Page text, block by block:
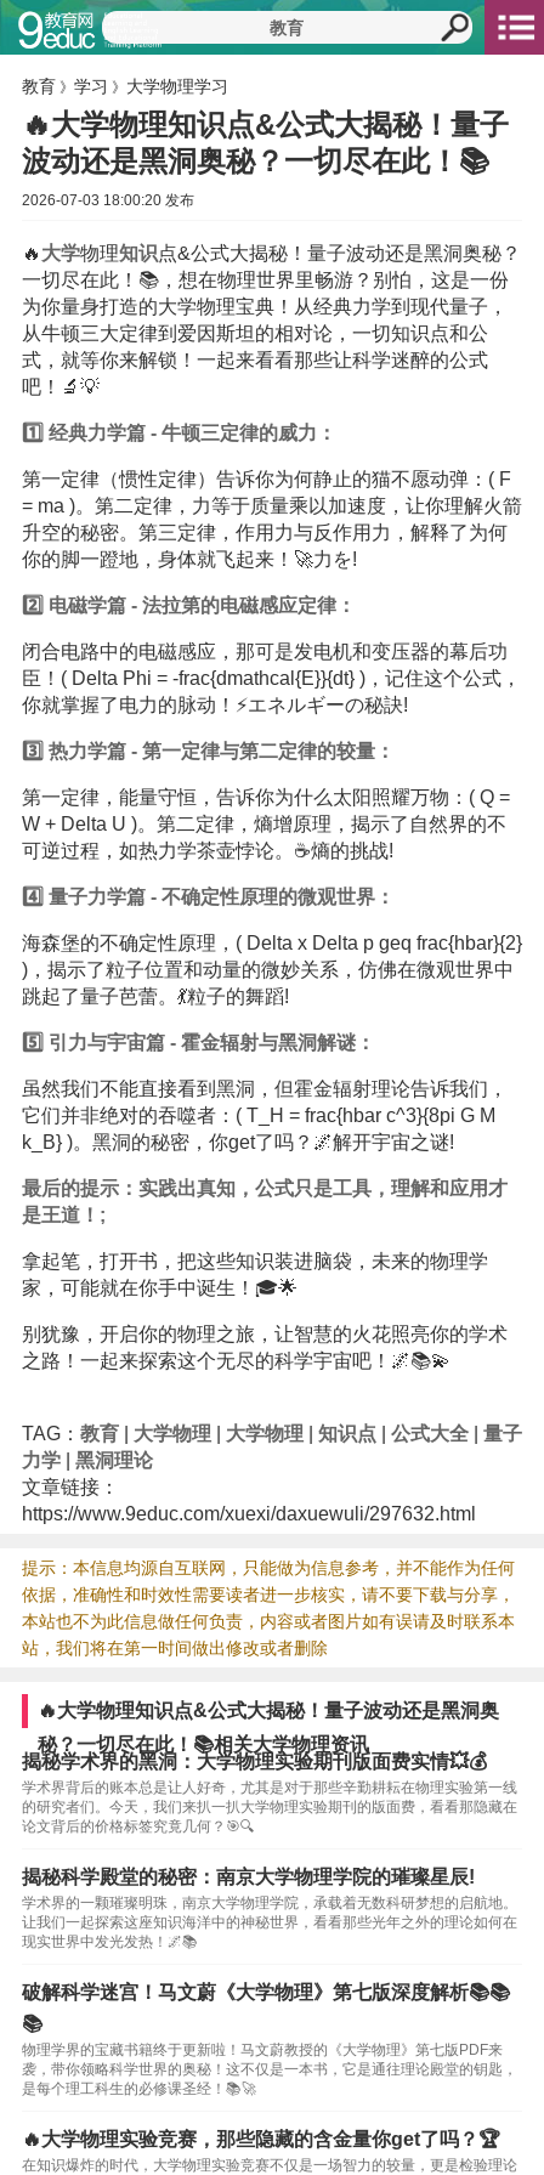
教育 》 学习 》 大学物理学习
🔥大学物理知识点&公式大揭秘！量子
波动还是黑洞奥秘？一切尽在此！📚
2026-07-03 18:00:20 发布
🔥 大学物理知识点&公式大揭秘！量子波动还是黑洞奥秘？
一切尽在此！📚，想在物理世界里畅游？别怕，这是一份
为你量身打造的大学物理宝典！从经典力学到现代量子，
从牛顿三大定律到爱因斯坦的相对论，一切知识点和公
式，就等你来解锁！一起来看看那些让科学迷醉的公式
吧！🔬💡
1️⃣ 经典力学篇 - 牛顿三定律的威力：
第一定律（惯性定律）告诉你为何静止的猫不愿动弹：( F
= ma )。第二定律，力等于质量乘以加速度，让你理解火箭
升空的秘密。第三定律，作用力与反作用力，解释了为何
你的脚一蹬地，身体就飞起来！🚀力を!
2️⃣ 电磁学篇 - 法拉第的电磁感应定律：
闭合电路中的电磁感应，那可是发电机和变压器的幕后功
臣！( Delta Phi = -frac{dmathcal{E}}{dt} )，记住这个公式，
你就掌握了电力的脉动！⚡️エネルギーの秘訣!
3️⃣ 热力学篇 - 第一定律与第二定律的较量：
第一定律，能量守恒，告诉你为什么太阳照耀万物：( Q =
W + Delta U )。第二定律，熵增原理，揭示了自然界的不
可逆过程，如热力学茶壶悖论。☕️熵的挑战!
4️⃣ 量子力学篇 - 不确定性原理的微观世界：
海森堡的不确定性原理，( Delta x Delta p geq frac{hbar}{2}
)，揭示了粒子位置和动量的微妙关系，仿佛在微观世界中
跳起了量子芭蕾。💃粒子的舞蹈!
5️⃣ 引力与宇宙篇 - 霍金辐射与黑洞解谜：
虽然我们不能直接看到黑洞，但霍金辐射理论告诉我们，
它们并非绝对的吞噬者：( T_H = frac{hbar c^3}{8pi G M
k_B} )。黑洞的秘密，你get了吗？🌌解开宇宙之谜!
最后的提示：实践出真知，公式只是工具，理解和应用才
是王道！;
拿起笔，打开书，把这些知识装进脑袋，未来的物理学
家，可能就在你手中诞生！🎓🌟
别犹豫，开启你的物理之旅，让智慧的火花照亮你的学术
之路！一起来探索这个无尽的科学宇宙吧！🌌📚💫
TAG： 教育| 大学物理 大学物理 知识点 公式大全| 量子
力学| 黑洞理论
文章链接：
https://www.9educ.com/xuexi/daxuewuli/297632.html
提示：本信息均源自互联网，只能做为信息参考，并不能作为任何
依据，准确性和时效性需要读者进一步核实，请不要下载与分享，
本站也不为此信息做任何负责，内容或者图片如有误请及时联系本
站，我们将在第一时间做出修改或者删除
🔥大学物理知识点&公式大揭秘！量子波动还是黑洞奥
秘？一切尽在此！📚相关大学物理资讯
揭秘学术界的黑洞：大学物理实验期刊版面费实情💥💰
学术界背后的账本总是让人好奇，尤其是对于那些辛勤耕耘在物理实验第一线
的研究者们。今天，我们来扒一扒大学物理实验期刊的版面费，看看那隐藏在
论文背后的价格标签究竟几何？🎯🔍
揭秘科学殿堂的秘密：南京大学物理学院的璀璨星辰!
学术界的一颗璀璨明珠，南京大学物理学院，承载着无数科研梦想的启航地。
让我们一起探索这座知识海洋中的神秘世界，看看那些光年之外的理论如何在
现实世界中发光发热！🌌📚
破解科学迷宫！马文蔚《大学物理》第七版深度解析📚📚
📚
物理学界的宝藏书籍终于更新啦！马文蔚教授的《大学物理》第七版PDF来
袭，带你领略科学世界的奥秘！这不仅是一本书，它是通往理论殿堂的钥匙，
是每个理工科生的必修课圣经！📚🚀
🔥大学物理实验竞赛，那些隐藏的含金量你get了吗？🏆
在知识爆炸的时代，大学物理实验竞赛不仅是一场智力的较量，更是检验理论